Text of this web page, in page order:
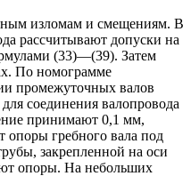
изломам и смещениям. В
рассчитывают допуски на
(33)—(39). Затем
По номограмме
промежуточных валов
соединения валопровода
принимают 0,1 мм,
гребного вала под
закрепленной на оси
опоры. На небольших